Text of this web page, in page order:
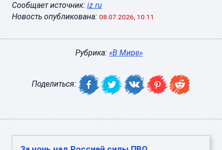
Сообщает источник: iz.ru
Новость опубликована: 08.07.2026, 10:11
Рубрика: «В Мире»
Поделиться: